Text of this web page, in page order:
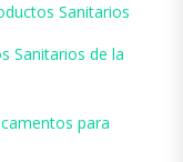
Sanitarios
Sanitarios de la
para